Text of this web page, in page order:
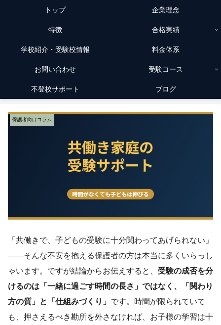
トップ 企業理念
特徴 合格実績
学校紹介・受験校情報 料金体系
お問い合わせ 受験コース
不登校サポート ブログ
保護者向けコラム
「共働きで、子どもの受験に十分関わってあげられない」
——そんな不安を抱える保護者の方は本当に多くいらっし
ゃいます。ですが結論からお伝えすると、 受験の成否を分
けるのは「一緒に過ごす時間の長さ」ではなく、「関わり
方の質」と「仕組みづくり」 です。時間が限られていて
も、押さえるべき勘所を外さなければ、お子様の学習は十